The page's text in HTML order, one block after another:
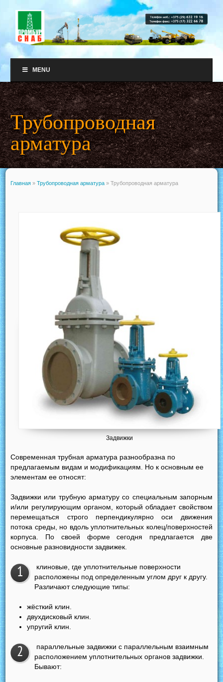
MENU
Трубопроводная
арматура
Главная » Трубопроводная арматура » Трубопроводная арматура
Задвижки
Современная трубная арматура разнообразна по
предлагаемым видам и модификациям. Но к основным ее
элементам ее относят:
Задвижки или трубную арматуру со специальным запорным
и/или регулирующим органом, который обладает свойством
перемещаться строго перпендикулярно оси движения
потока среды, но вдоль уплотнительных колец/поверхностей
корпуса. По своей форме сегодня предлагается две
основные разновидности задвижек.
1
клиновые, где уплотнительные поверхности
расположены под определенным углом друг к другу.
Различают следующие типы:
жёсткий клин.
двухдисковый клин.
упругий клин.
2
параллельные задвижки с параллельным взаимным
расположением уплотнительных органов задвижки.
Бывают: